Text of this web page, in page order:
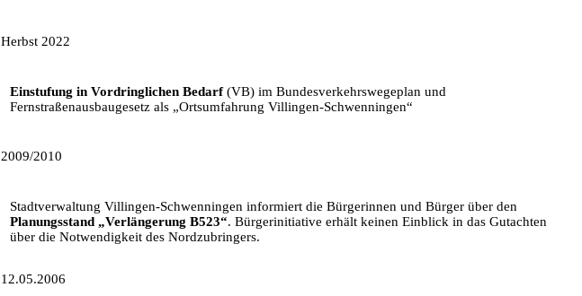
Herbst 2022
Einstufung in Vordringlichen Bedarf(VB) im Bundesverkehrswegeplan und
Fernstraßenausbaugesetz als „Ortsumfahrung Villingen-Schwenningen“
2009/2010
Stadtverwaltung Villingen-Schwenningen informiert die Bürgerinnen und Bürger über den
Planungsstand „Verlängerung B523“. Bürgerinitiative erhält keinen Einblick in das Gutachten
über die Notwendigkeit des Nordzubringers.
12.05.2006